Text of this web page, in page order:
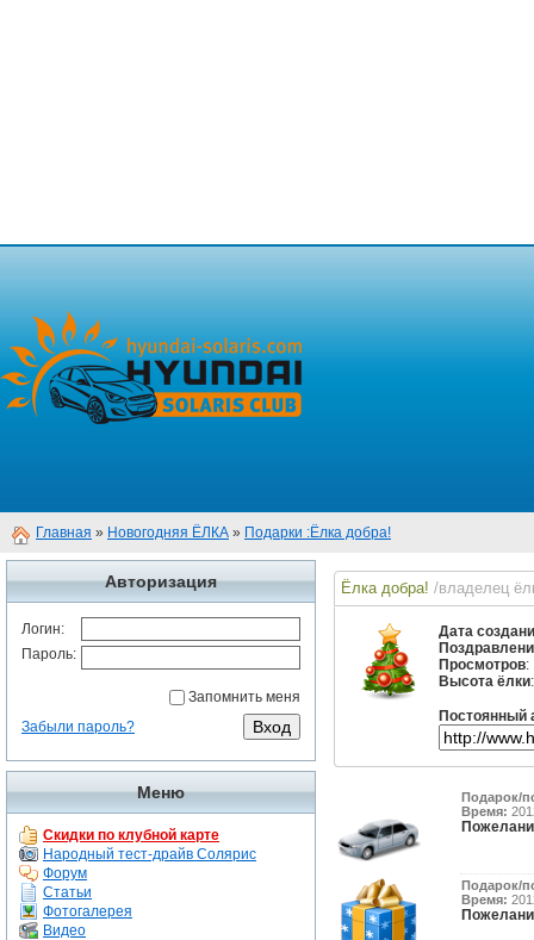
Главная » Новогодняя ЁЛКА » Подарки :Ёлка добра!
Авторизация
Логин:
Пароль:
Запомнить меня
Забыли пароль?
Меню
Скидки по клубной карте
Народный тест-драйв Солярис
Форум
Статьи
Фотогалерея
Видео
Ёлка добра! /владелец
Дата
Просмотров:
Высота ёлки
Постоянный
Подарок/
Время:
Подарок/
Время: